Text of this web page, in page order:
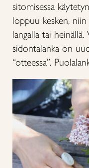
sitomisessa
loppuu kesken,
langalla tai
sidontalanka on
“otteessa”.